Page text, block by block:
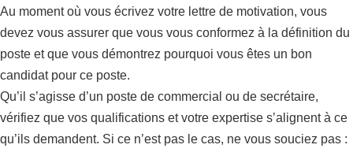
Au moment où vous écrivez votre lettre de motivation, vous
devez vous assurer que vous vous conformez à la définition du
poste et que vous démontrez pourquoi vous êtes un bon
candidat pour ce poste.
Qu’il s’agisse d’un poste de commercial ou de secrétaire,
vérifiez que vos qualifications et votre expertise s’alignent à ce
qu’ils demandent. Si ce n’est pas le cas, ne vous souciez pas :